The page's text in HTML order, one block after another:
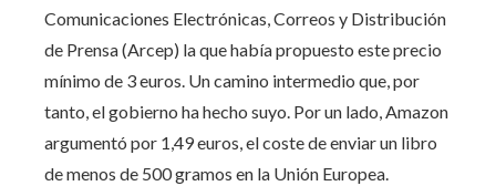
Comunicaciones Electrónicas, Correos y Distribución
de Prensa (Arcep) la que había propuesto este precio
mínimo de 3 euros. Un camino intermedio que, por
tanto, el gobierno ha hecho suyo. Por un lado, Amazon
argumentó por 1,49 euros, el coste de enviar un libro
de menos de 500 gramos en la Unión Europea.